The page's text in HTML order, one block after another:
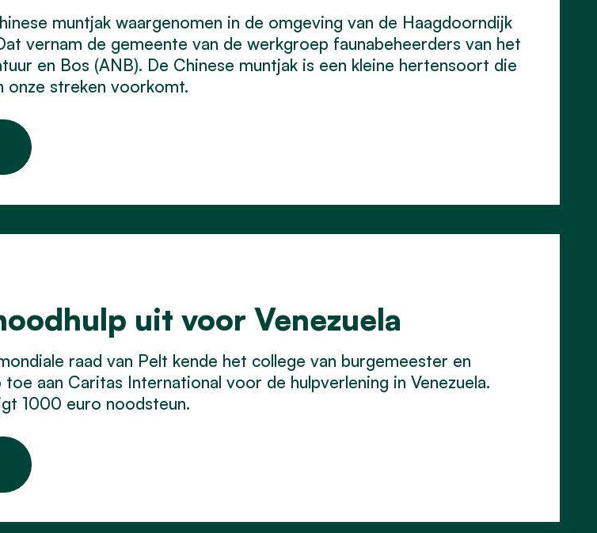
muntjak waargenomen in de omgeving van de Haagdoorndijk
vernam de gemeente van de werkgroep faunabeheerders van het
en Bos (ANB). De Chinese muntjak is een kleine hertensoort die
onze streken voorkomt.
uit voor Venezuela
raad van Pelt kende het college van burgemeester en
toe aan Caritas International voor de hulpverlening in Venezuela.
1000 euro noodsteun.